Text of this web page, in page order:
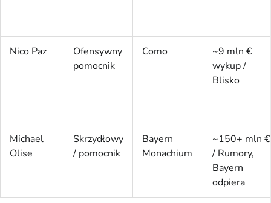
Nico Paz
Ofensywny
pomocnik
Como
~9 mln €
wykup /
Blisko
Michael
Olise
Skrzydłowy
/ pomocnik
Bayern
Monachium
~150+ mln €
/ Rumory,
Bayern
odpiera